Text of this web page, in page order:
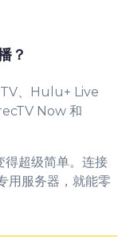
？
、Hulu+ Live
Now 和
超级简单。连接
用服务器，就能零